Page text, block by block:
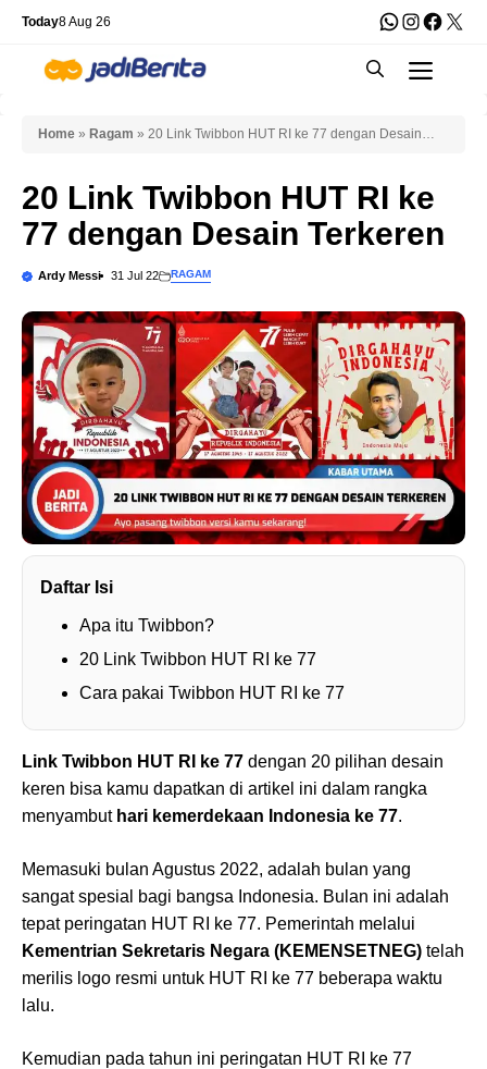
Skip
content
Today8 Aug 26 WhatsApp
X
Home » Ragam » 20 Link Twibbon HUT RI ke 77 dengan Desain
20 Link Twibbon HUT RI ke
77 dengan Desain Terkeren
Ardy Messi 31 Jul 22 RAGAM
Daftar Isi
Apa itu Twibbon?
20 Link Twibbon HUT RI ke 77
Cara pakai Twibbon HUT RI ke 77
Link Twibbon HUT RI ke 77 dengan 20 pilihan desain
keren bisa kamu dapatkan di artikel ini dalam rangka
menyambut hari kemerdekaan Indonesia ke 77.
Memasuki bulan Agustus 2022, adalah bulan yang
sangat spesial bagi bangsa Indonesia. Bulan ini adalah
tepat peringatan HUT RI ke 77. Pemerintah melalui
Kementrian Sekretaris Negara (KEMENSETNEG) telah
merilis logo resmi untuk HUT RI ke 77 beberapa waktu
lalu.
Kemudian pada tahun ini peringatan HUT RI ke 77